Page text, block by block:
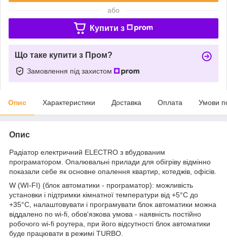
або
Купити з
Що таке купити з Пром?
Замовлення під захистом
Опис Характеристики Доставка Оплата Умови
Опис
Радіатор електричний ELECTRO з вбудованим
програматором. Опалювальні прилади для обігріву відмінно
показали себе як основне опалення квартир, котеджів, офісів.
W (WI-FI) (блок автоматики - програматор): можливість
установки і підтримки кімнатної температури від +5°C до
+35°C, налаштовувати і програмувати блок автоматики можна
віддалено по wi-fi, обов'язкова умова - наявність постійно
робочого wi-fi роутера, при його відсутності блок автоматики
буде працювати в режимі TURBO.